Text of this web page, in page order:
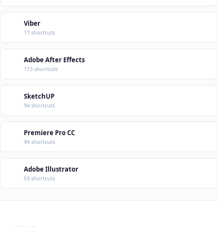
Viber
17 shortcuts
Adobe After Effects
113 shortcuts
SketchUP
94 shortcuts
Premiere Pro CC
94 shortcuts
Adobe Illustrator
53 shortcuts